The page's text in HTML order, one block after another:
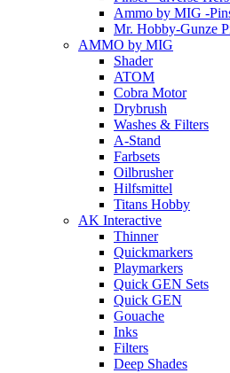
Ammo by MIG -
Mr. Hobby-Gunze
AMMO by MIG
Shader
ATOM
Cobra Motor
Drybrush
Washes & Filters
A-Stand
Farbsets
Oilbrusher
Hilfsmittel
Titans Hobby
AK Interactive
Thinner
Quickmarkers
Playmarkers
Quick GEN Sets
Quick GEN
Gouache
Inks
Filters
Deep Shades